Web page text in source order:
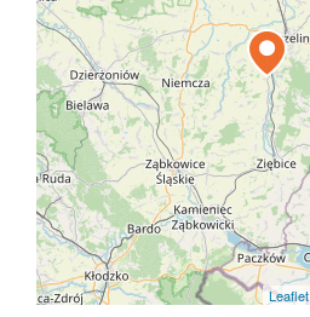
Leaflet